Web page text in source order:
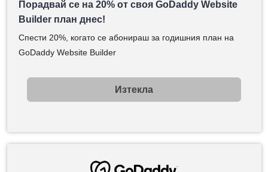
Порадвай се на 20% от своя GoDaddy Website
Builder план днес!
Спести 20%, когато се абонираш за годишния план на
GoDaddy Website Builder
Изтекла